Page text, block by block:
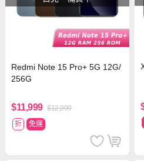
Redmi Note 15 Pro+ 5G 12G/
256G
$11,999 $12,999
折
免運